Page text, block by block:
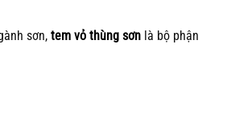
sơn, tem vỏ thùng sơn là bộ phận